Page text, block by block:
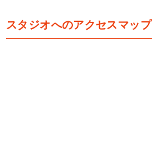
スタジオへのアクセスマップ